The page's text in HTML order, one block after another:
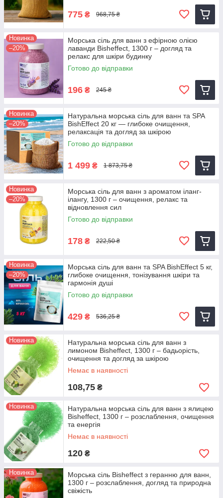
775 ₴ 968,75 ₴
Новинка
–20%
Морська сіль для ванн з ефірною олією
лаванди Bisheffect, 1300 г – догляд та
релакс для шкіри будинку
Готово до відправки
196 ₴ 245 ₴
Новинка
–20%
Натуральна морська сіль для ванн та SPA
BishEffect 20 кг — глибоке очищення,
релаксація та догляд за шкірою
Готово до відправки
1 499 ₴ 1 873,75 ₴
Новинка
–20%
Морська сіль для ванн з ароматом іланг-
ілангу, 1300 г – очищення, релакс та
відновлення сил
Готово до відправки
178 ₴ 222,50 ₴
Новинка
–20%
Морська сіль для ванн та SPA BishEffect 5 кг,
глибоке очищення, тонізування шкіри та
гармонія душі
Готово до відправки
429 ₴ 536,25 ₴
Новинка
Натуральна морська сіль для ванн з
лимоном Bisheffect, 1300 г – бадьорість,
очищення та догляд за шкірою
Немає в наявності
108,75 ₴
Новинка
Натуральна морська сіль для ванн з ялицею
Bisheffect, 1300 г – розслаблення, очищення
та енергія
Немає в наявності
120 ₴
Новинка
Морська сіль Bisheffect з геранню для ванн,
1300 г – розслаблення, догляд та природна
свіжість